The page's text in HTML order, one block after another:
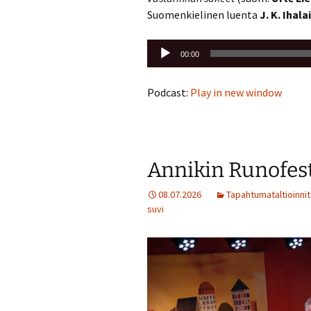
Suomenkielinen luenta J. K.
Äänitoistin
00:00
Podcast: Play in new window
Annikin
08.07.2026 Tapahtumataltioinnit
suvi